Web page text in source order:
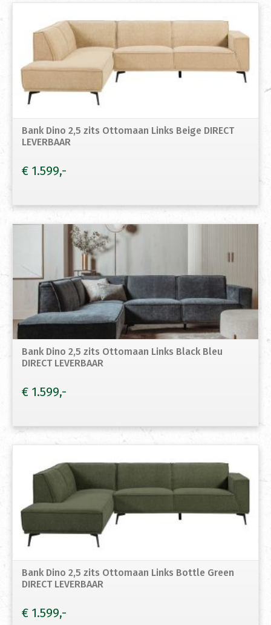
Bank Dino 2,5 zits Ottomaan Links Beige DIRECT
LEVERBAAR
€ 1.599
Bank Dino 2,5 zits Ottomaan Links Black Bleu
DIRECT LEVERBAAR
€ 1.599
Bank Dino 2,5 zits Ottomaan Links Bottle Green
DIRECT LEVERBAAR
€ 1.599